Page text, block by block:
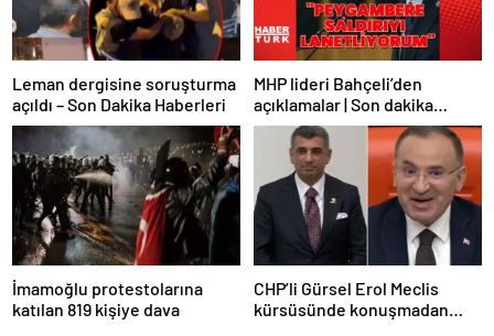
Leman dergisine soruşturma
açıldı – Son Dakika Haberleri
MHP lideri Bahçeli’den
açıklamalar | Son dakika
haberler | Son dakika
haberleri
İmamoğlu protestolarına
katılan 819 kişiye dava
CHP’li Gürsel Erol Meclis
kürsüsünde konuşmadan